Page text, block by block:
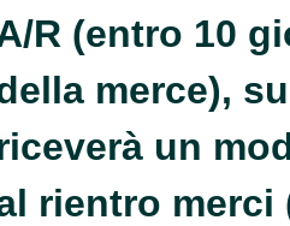
R (entro 10
merce),
un
rientro merci